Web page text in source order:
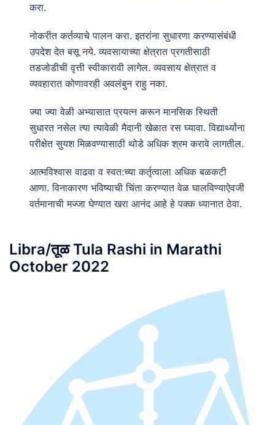
करा.
नोकरीत कर्तव्याचे पालन करा. इतरांना सुधारणा करण्यासंबंधी
उपदेश देत बसू नये. व्यवसायाच्या क्षेत्रात प्रगतीसाठी
तडजोडीची वृत्ती स्वीकारावी लागेल. व्यवसाय क्षेत्रात व
व्यवहारात कोणावरही अवलंबुन राहु नका.
ज्या ज्या वेळी अभ्यासात प्रयत्न करून मानसिक स्थिती
सुधारत नसेल त्या त्यावेळी मैदानी खेळात रस घ्यावा. विद्यार्थ्यांना
परीक्षेत सुयश मिळवण्यासाठी थोडे अधिक श्रम करावे लागतील.
आत्मविश्वास वाढवा व स्वत:च्या कर्तृत्वाला अधिक बळकटी
आणा. विनाकारण भविष्याची चिंता करण्यात वेळ घालविण्याऐवजी
वर्तमानाची मज्जा घेण्यात खरा आनंद आहे हे पक्क ध्यानात ठेवा.
Libra/तूळ Tula Rashi in Marathi
October 2022